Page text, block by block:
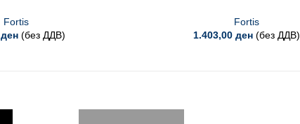
Fortis
ден (без ДДВ)
Fortis
1.403,00ден (без ДДВ)